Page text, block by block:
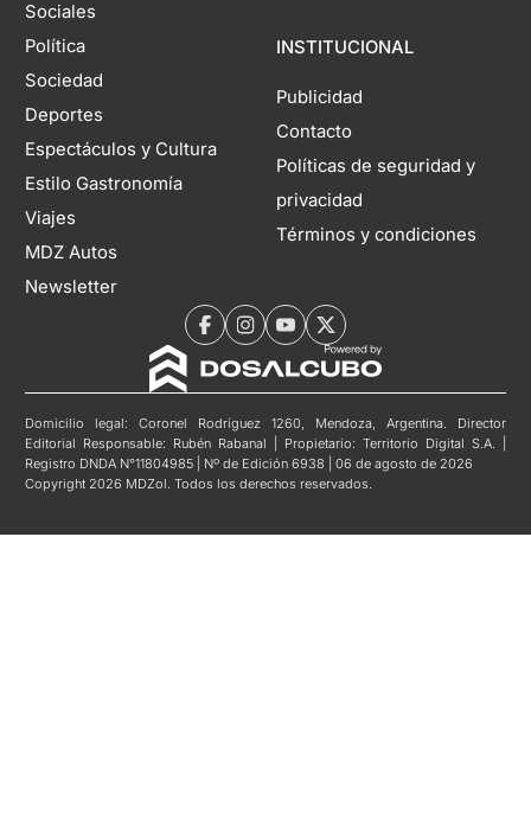
Sociales
Política
Sociedad
Deportes
Espectáculos y Cultura
Estilo Gastronomía
Viajes
MDZ Autos
Newsletter
INSTITUCIONAL
Publicidad
Contacto
Políticas de seguridad y
privacidad
Términos y condiciones
Domicilio legal: Coronel Rodríguez 1260, Mendoza, Argentina. Director
Editorial Responsable: Rubén Rabanal | Propietario: Territorio Digital S.A. |
Registro DNDA N°11804985 | Nº de Edición 6938 | 06 de agosto de 2026
Copyright 2026 MDZol. Todos los derechos reservados.